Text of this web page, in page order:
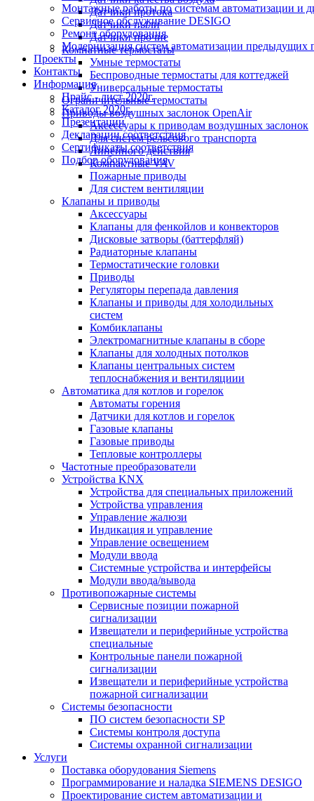
Монтажные работы по системам автоматизации и
Сервисное обслуживание DESIGO
Ремонт оборудования
Модернизация систем автоматизации
Проекты
Контакты
Информация
Прайс - лист 2020г.
Каталог 2020г.
Презентации
Декларации соответствия
Сертификаты соответствия
Подбор оборудования
Датчики протока
Датчики пыли
Датчики прочие
Комнатные термостаты
Умные термостаты
Беспроводные термостаты для коттеджей
Универсальные термостаты
Ограничительные термостаты
Приводы воздушных заслонок OpenAir
Аксессуары к приводам воздушных заслонок
Для систем рельсового транспорта
Линейного действия
Компактные VAV
Пожарные приводы
Для систем вентиляции
Клапаны и приводы
Аксессуары
Клапаны для фенкойлов и конвекторов
Дисковые затворы (баттерфляй)
Радиаторные клапаны
Термостатические головки
Приводы
Регуляторы перепада давления
Клапаны и приводы для холодильных
систем
Комбиклапаны
Электромагнитные клапаны в сборе
Клапаны для холодных потолков
Клапаны центральных систем
теплоснабжения и вентиляциии
Автоматика для котлов и горелок
Автоматы горения
Датчики для котлов и горелок
Газовые клапаны
Газовые приводы
Тепловые контроллеры
Частотные преобразователи
Устройства KNX
Устройства для специальных приложений
Устройства управления
Управление жалюзи
Индикация и управление
Управление освещением
Модули ввода
Системные устройства и интерфейсы
Модули ввода/вывода
Противопожарные системы
Сервисные позиции пожарной
сигнализации
Извещатели и периферийные устройства
специальные
Контрольные панели пожарной
сигнализации
Извещатели и периферийные устройства
пожарной сигнализации
Системы безопасности
ПО систем безопасности SP
Системы контроля доступа
Системы охранной сигнализации
Услуги
Поставка оборудования Siemens
Программирование и наладка SIEMENS DESIGO
Проектирование систем автоматизации и